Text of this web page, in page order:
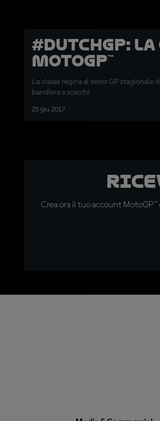
#DutchGP:
MotoGP™
La classe regina al sesto GP stagionale
bandiera a scacchi
25 giu 2017
Crea ora il tuo account